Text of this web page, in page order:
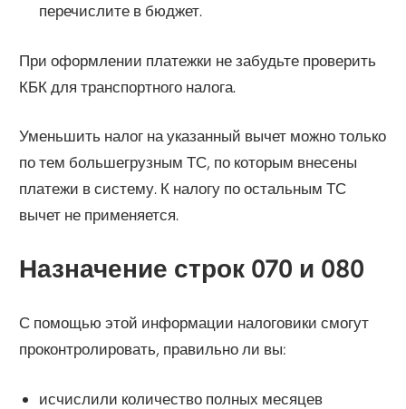
перечислите в бюджет.
При оформлении платежки не забудьте проверить
КБК для транспортного налога.
Уменьшить налог на указанный вычет можно только
по тем большегрузным ТС, по которым внесены
платежи в систему. К налогу по остальным ТС
вычет не применяется.
Назначение строк 070 и 080
С помощью этой информации налоговики смогут
проконтролировать, правильно ли вы:
исчислили количество полных месяцев